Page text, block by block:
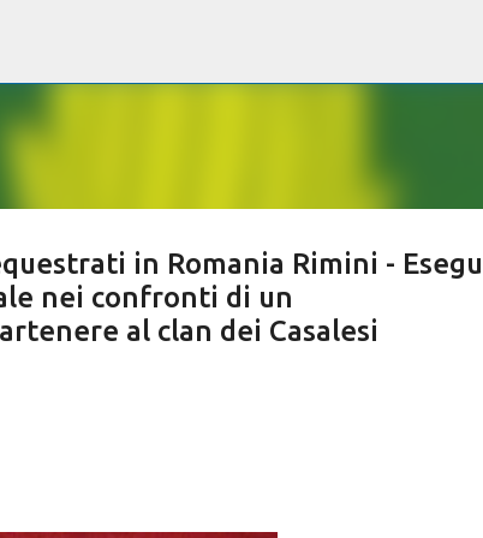
in Romania Rimini -
nei confronti di un
al clan dei Casalesi